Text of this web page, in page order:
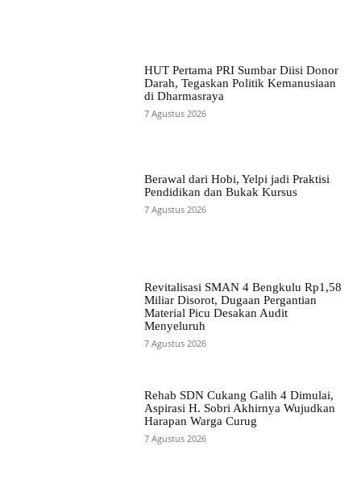
HUT Pertama PRI Sumbar Diisi Donor
Darah, Tegaskan Politik Kemanusiaan
di Dharmasraya
7 Agustus 2026
Berawal dari Hobi, Yelpi jadi Praktisi
Pendidikan dan Bukak Kursus
7 Agustus 2026
Revitalisasi SMAN 4 Bengkulu Rp1,58
Miliar Disorot, Dugaan Pergantian
Material Picu Desakan Audit
Menyeluruh
7 Agustus 2026
Rehab SDN Cukang Galih 4 Dimulai,
Aspirasi H. Sobri Akhirnya Wujudkan
Harapan Warga Curug
7 Agustus 2026